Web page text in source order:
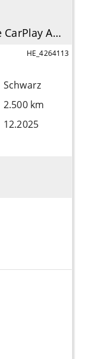
1.2 Edition LED ACC Apple CarPlay Android Auto DAB Spurhalteass.
HE_4264113
Schwarz
2.500 km
12.2025